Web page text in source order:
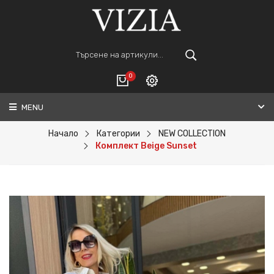
0
ВАШАТА КОЛИЧКА Е ПРАЗНА.
ПОРЪЧАЙ
Регистрация
MENU
Начало Категории
NEW COLLECTION
Комплект Beige Sunset